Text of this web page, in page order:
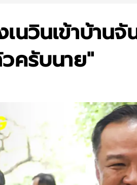
นวินเข้าบ้าน
ครับนาย"